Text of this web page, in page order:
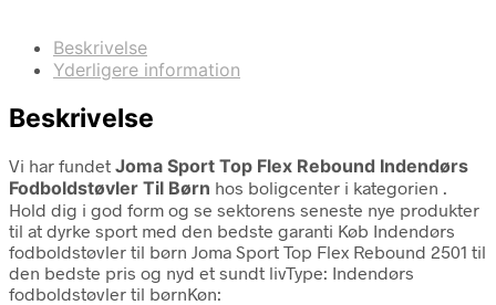
Beskrivelse
Yderligere information
Beskrivelse
Vi har fundet Joma Sport Top Flex Rebound Indendørs
Fodboldstøvler Til Børn hos boligcenter i kategorien .
Hold dig i god form og se sektorens seneste nye produkter
til at dyrke sport med den bedste garanti Køb Indendørs
fodboldstøvler til børn Joma Sport Top Flex Rebound 2501 til
den bedste pris og nyd et sundt livType: Indendørs
fodboldstøvler til børnKøn: